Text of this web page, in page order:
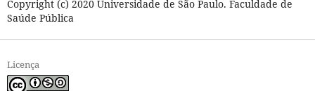
Copyright (c) 2020 Universidade de São Paulo. Faculdade de
Saúde Pública
Licença